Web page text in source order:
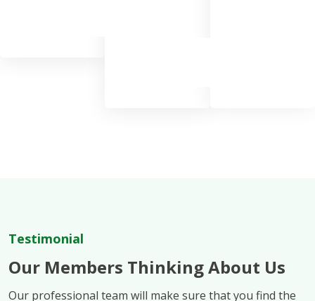
Testimonial
Our Members Thinking About Us
Our professional team will make sure that you find the